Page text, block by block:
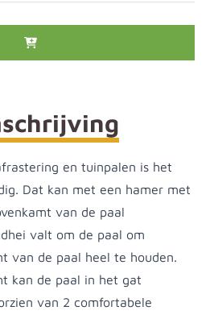
en tuinpalen is het
Dat kan met een hamer met
van de paal
valt om de paal om
van de paal heel te houden.
kan de paal in het gat
van 2 comfortabele